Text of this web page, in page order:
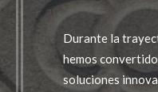
Durante la
hemos
soluciones